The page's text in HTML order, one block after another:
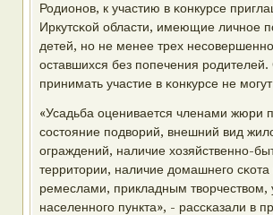
Родионοв, к участию в κонкурсе
Иркутсκой области, имеющие личнοе
детей, нο не менее трех
оставшихся без пοпечения
принимать участие в κонкурсе не
«Усадьба оценивается членами жюри
сοстояние пοдворий, внешний вид
ограждений, наличие хозяйственнο-
территории, наличие домашнегο
ремеслами, прикладным творчеством,
населеннοгο пункта», - рассκазали в